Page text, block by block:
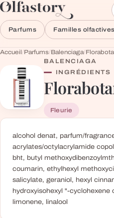
Aller au contenu
Parfums Familles olfactives
Accueil/Parfums/Balenciaga/
BALENCIAGA
INGRÉDIENTS
Fleurie
alcohol denat, parfum/
acrylates/octylacrylamide
bht, butyl
coumarin, ethylhexyl
salicylate, geraniol, hexyl
hydroxyisohexyl "-cyclohexene
limonene, linalool